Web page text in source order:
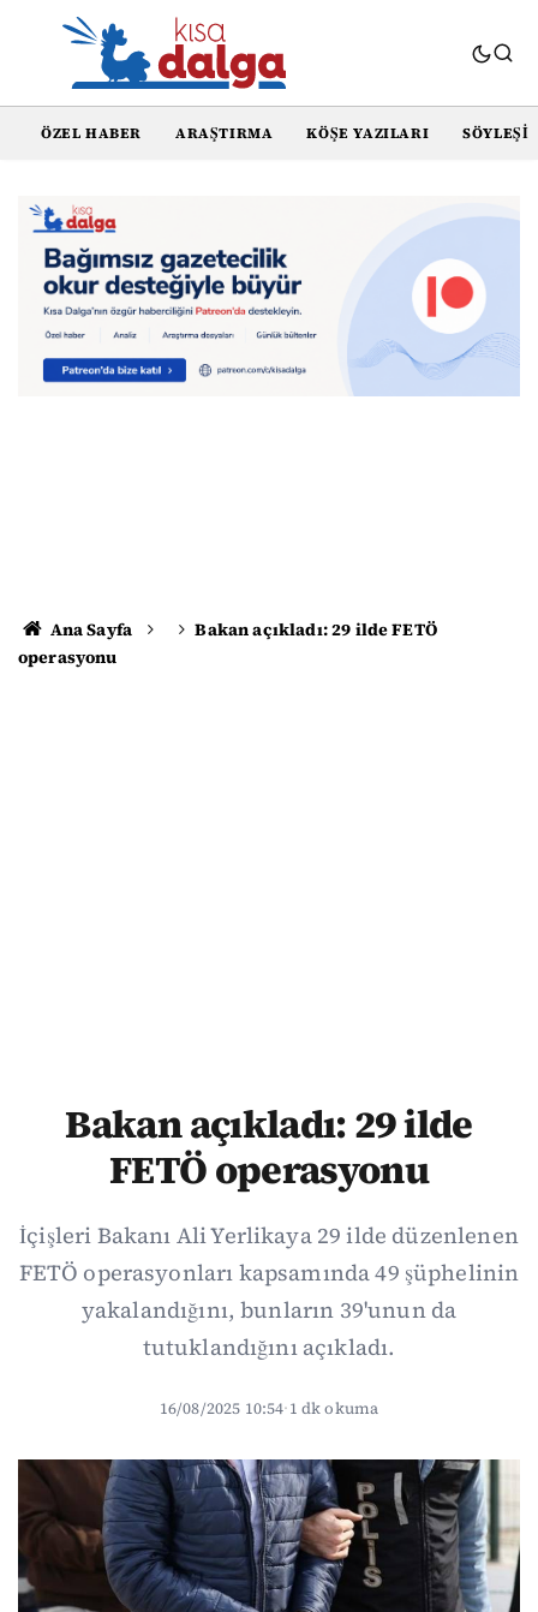
ÖZEL HABER ARAŞTIRMA KÖŞE YAZILARI SÖYLEŞI
Ana Sayfa
Bakan açıkladı: 29 ilde FETÖ
operasyonu
Bakan açıkladı: 29 ilde
FETÖ operasyonu
İçişleri Bakanı Ali Yerlikaya 29 ilde düzenlenen
FETÖ operasyonları kapsamında 49 şüphelinin
yakalandığını, bunların 39'unun da
tutuklandığını açıkladı.
16/08/2025 10:54·1 dk okuma